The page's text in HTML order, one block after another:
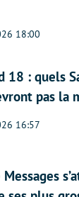
18:00
18 : quels
pas la
16:57